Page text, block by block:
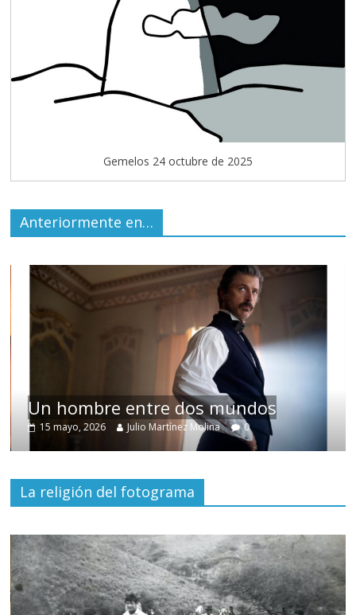
Gemelos 24 octubre de 2025
Anteriormente en…
Un hombre entre dos mundos
15 mayo, 2026 Julio Martínez Molina 0
La religión del fotograma